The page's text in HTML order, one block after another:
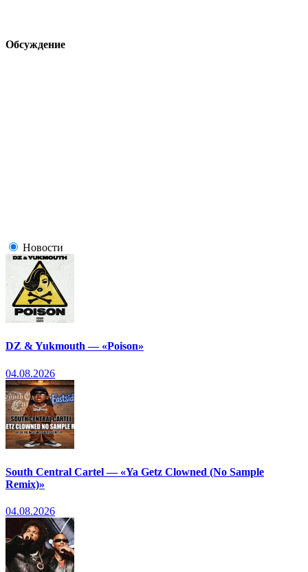
Обсуждение
Новости
DZ & Yukmouth — «Poison»
04.08.2026
South Central Cartel — «Ya Getz Clowned (No Sample
Remix)»
04.08.2026